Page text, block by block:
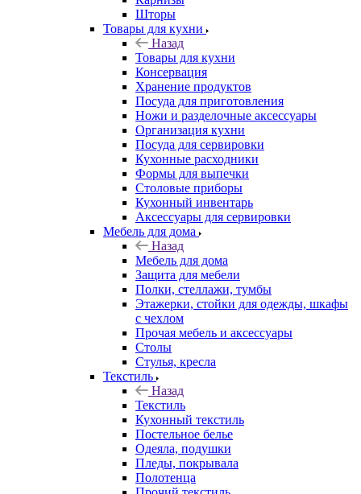
Шторы
Товары для кухни
Назад
Товары для кухни
Консервация
Хранение продуктов
Посуда для приготовления
Ножи и разделочные аксессуары
Организация кухни
Посуда для сервировки
Кухонные расходники
Формы для выпечки
Столовые приборы
Кухонный инвентарь
Аксессуары для сервировки
Мебель для дома
Назад
Мебель для дома
Защита для мебели
Полки, стеллажи, тумбы
Этажерки, стойки для одежды, шкафы
с чехлом
Прочая мебель и аксессуары
Столы
Стулья, кресла
Текстиль
Назад
Текстиль
Кухонный текстиль
Постельное белье
Одеяла, подушки
Пледы, покрывала
Полотенца